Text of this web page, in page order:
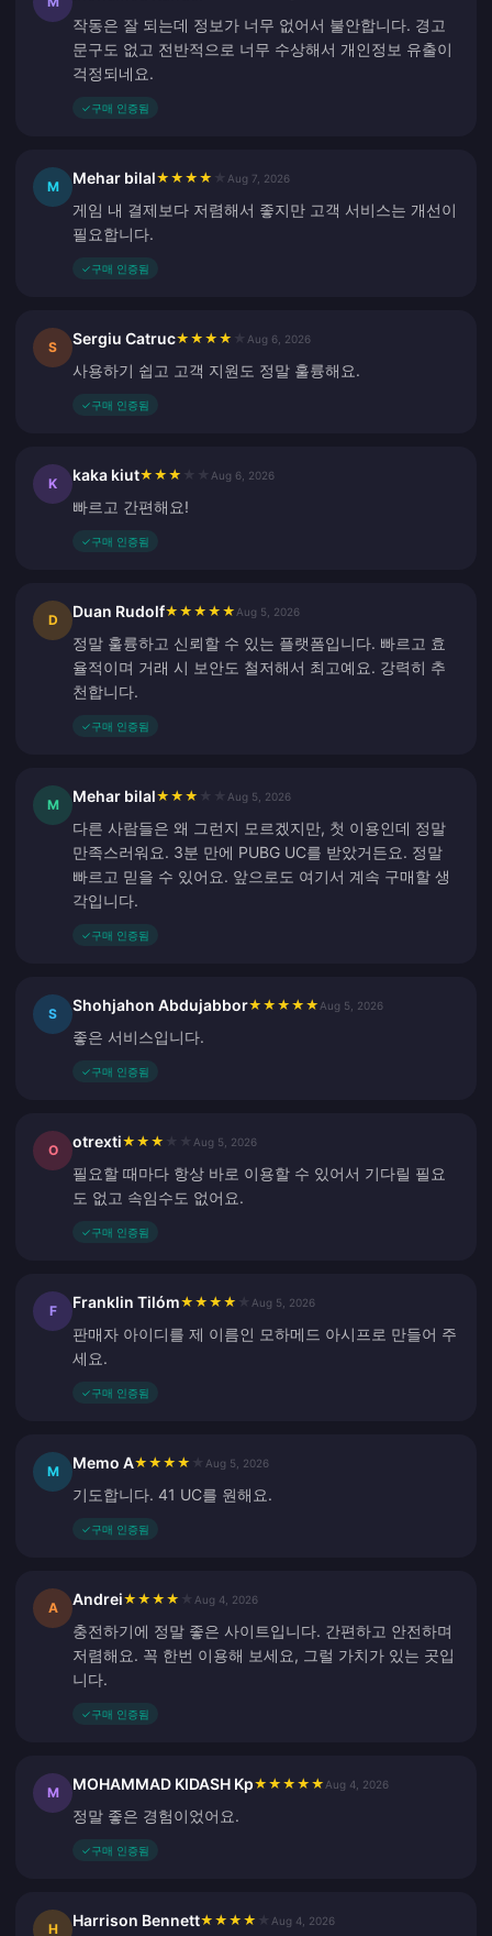
작동은 잘 되는데 정보가 너무 없어서 불안합니다. 경고
문구도 없고 전반적으로 너무 수상해서 개인정보 유출이
걱정되네요.
✓구매 인증됨
M Mehar bilal★ ★ ★ ★ Aug 7, 2026
게임 내 결제보다 저렴해서 좋지만 고객 서비스는 개선이
필요합니다.
✓구매 인증됨
S Sergiu Catruc★ ★ ★ ★ Aug 6, 2026
사용하기 쉽고 고객 지원도 정말 훌륭해요.
✓구매 인증됨
K kaka kiut★ ★ ★ Aug 6, 2026
빠르고 간편해요!
✓구매 인증됨
D Duan Rudolf★ ★ ★ ★ ★ Aug 5, 2026
정말 훌륭하고 신뢰할 수 있는 플랫폼입니다. 빠르고 효
율적이며 거래 시 보안도 철저해서 최고예요. 강력히 추
천합니다.
✓구매 인증됨
M Mehar bilal★ ★ ★ Aug 5, 2026
다른 사람들은 왜 그런지 모르겠지만, 첫 이용인데 정말
만족스러워요. 3분 만에 PUBG UC를 받았거든요. 정말
빠르고 믿을 수 있어요. 앞으로도 여기서 계속 구매할 생
각입니다.
✓구매 인증됨
S Shohjahon Abdujabbor★ ★ ★ ★ ★ Aug 5, 2026
좋은 서비스입니다.
✓구매 인증됨
O otrexti★ ★ ★ Aug 5, 2026
필요할 때마다 항상 바로 이용할 수 있어서 기다릴 필요
도 없고 속임수도 없어요.
✓구매 인증됨
F Franklin Tilóm★ ★ ★ ★ Aug 5, 2026
판매자 아이디를 제 이름인 모하메드 아시프로 만들어 주
세요.
✓구매 인증됨
M Memo A★ ★ ★ ★ Aug 5, 2026
기도합니다. 41 UC를 원해요.
✓구매 인증됨
A Andrei★ ★ ★ ★ Aug 4, 2026
충전하기에 정말 좋은 사이트입니다. 간편하고 안전하며
저렴해요. 꼭 한번 이용해 보세요, 그럴 가치가 있는 곳입
니다.
✓구매 인증됨
M MOHAMMAD KIDASH Kp★ ★ ★ ★ ★ Aug 4, 2026
정말 좋은 경험이었어요.
✓구매 인증됨
H Harrison Bennett★ ★ ★ ★ Aug 4, 2026